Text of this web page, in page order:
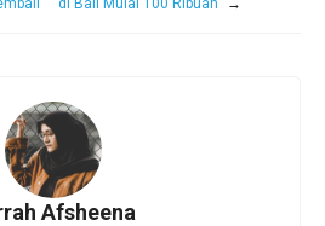
Afsheena